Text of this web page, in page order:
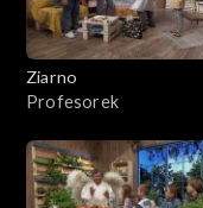
Ziarno
Profesorek